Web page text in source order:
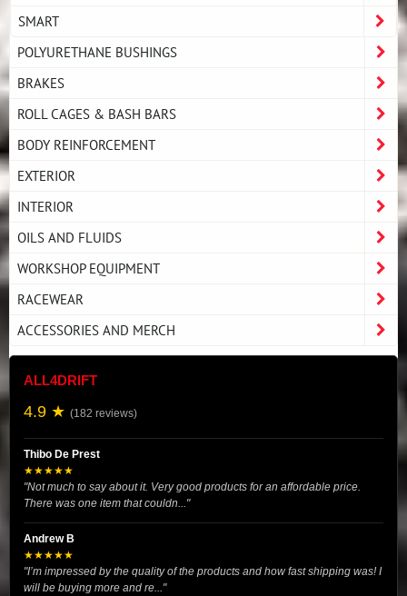
SMART
POLYURETHANE BUSHINGS
BRAKES
ROLL CAGES & BASH BARS
BODY REINFORCEMENT
EXTERIOR
INTERIOR
OILS AND FLUIDS
WORKSHOP EQUIPMENT
RACEWEAR
ACCESSORIES AND MERCH
ALL4DRIFT
4.9 ★ (182 reviews)
Thibo De Prest
★★★★★
"Not much to say about it. Very good products for an affordable price.
There was one item that couldn..."
Andrew B
★★★★★
"I’m impressed by the quality of the products and how fast shipping was! I
will be buying more and re..."